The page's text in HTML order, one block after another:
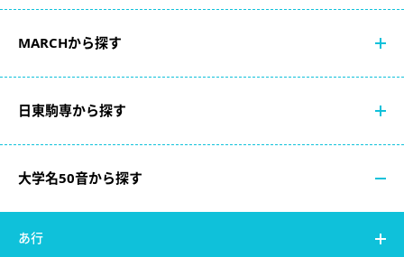
MARCHから探す
日東駒専から探す
大学名50音から探す
あ行